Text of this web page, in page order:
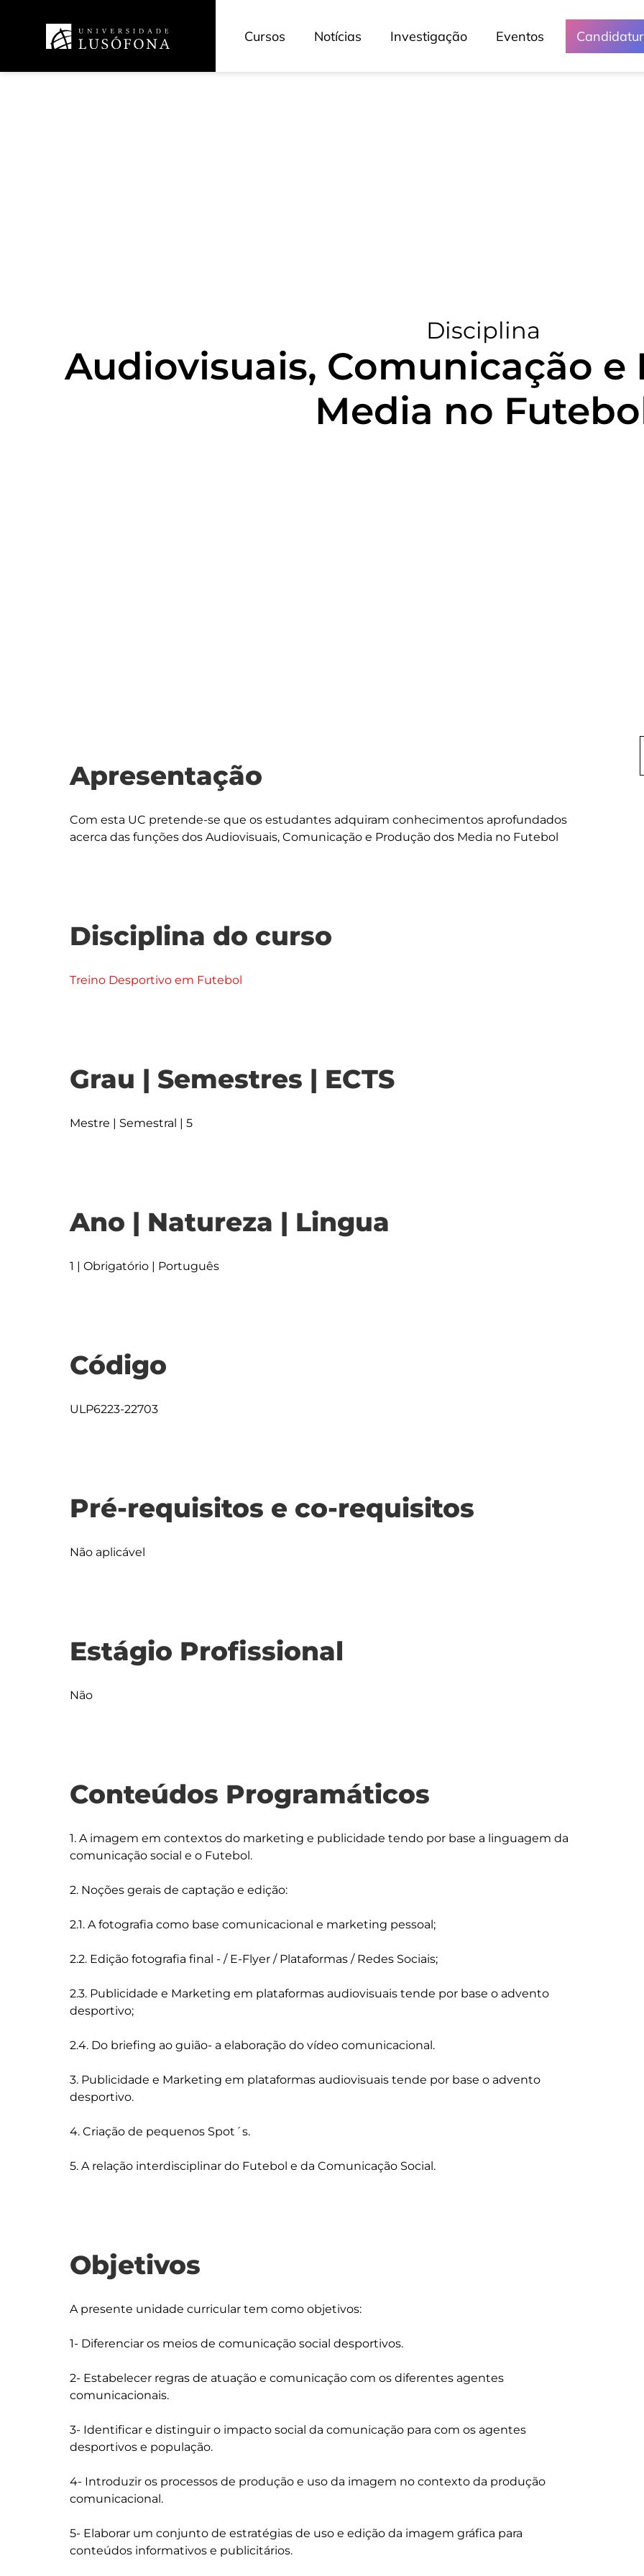
Cursos Notícias Investigação Eventos
Disciplina
Audiovisuais, Comunicação e
Media no
Apresentação
Com esta UC pretende-se que os estudantes adquiram conhecimentos aprofundados
Disciplina do curso
Treino Desportivo em Futebol
Grau | Semestres | ECTS
Mestre | Semestral | 5
Ano | Natureza | Lingua
1 | Obrigatório | Português
Código
ULP6223-22703
Pré-requisitos e co-requisitos
Não aplicável
Estágio Profissional
Não
Conteúdos Programáticos
1. A imagem em contextos do marketing e publicidade tendo por base a linguagem da
comunicação social e o Futebol.
2. Noções gerais de captação e edição:
2.1. A fotografia como base comunicacional e marketing pessoal;
2.2. Edição fotografia final - / E-Flyer / Plataformas / Redes Sociais;
2.3. Publicidade e Marketing em plataformas audiovisuais tende por base o advento
desportivo;
2.4. Do briefing ao guião- a elaboração do vídeo comunicacional.
3. Publicidade e Marketing em plataformas audiovisuais tende por base o advento
desportivo.
4. Criação de pequenos Spot´s.
Objetivos
A presente unidade curricular tem como objetivos:
1- Diferenciar os meios de comunicação social desportivos.
2- Estabelecer regras de atuação e comunicação com os diferentes agentes
comunicacionais.
3- Identificar e distinguir o impacto social da comunicação para com os agentes
desportivos e população.
4- Introduzir os processos de produção e uso da imagem no contexto da produção
comunicacional.
5- Elaborar um conjunto de estratégias de uso e edição da imagem gráfica para